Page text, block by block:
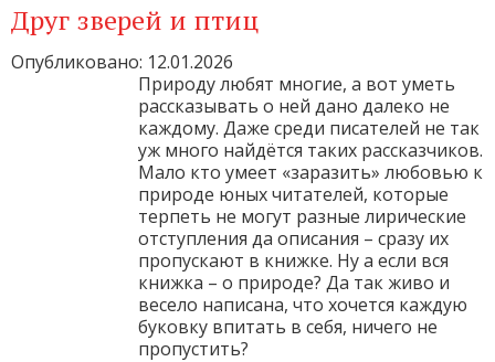
Друг зверей и птиц
Опубликовано: 12.01.2026
Природу любят многие, а вот уметь
рассказывать о ней дано далеко не
каждому. Даже среди писателей не так
уж много найдётся таких рассказчиков.
Мало кто умеет «заразить» любовью к
природе юных читателей, которые
терпеть не могут разные лирические
отступления да описания – сразу их
пропускают в книжке. Ну а если вся
книжка – о природе? Да так живо и
весело написана, что хочется каждую
буковку впитать в себя, ничего не
пропустить?